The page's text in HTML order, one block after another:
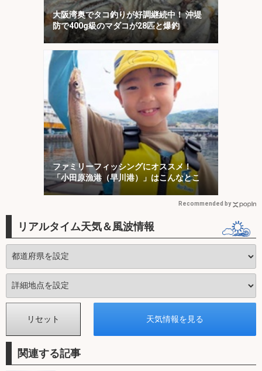
大阪湾奥でタコ釣りが好調継続中！ 沖堤
防で400g級のマダコが28匹と爆釣
ファミリーフィッシングにオススメ！
「小田原漁港（早川港）」はこんなとこ
Recommended by
リアルタイム天気＆風波情報
関連する記事